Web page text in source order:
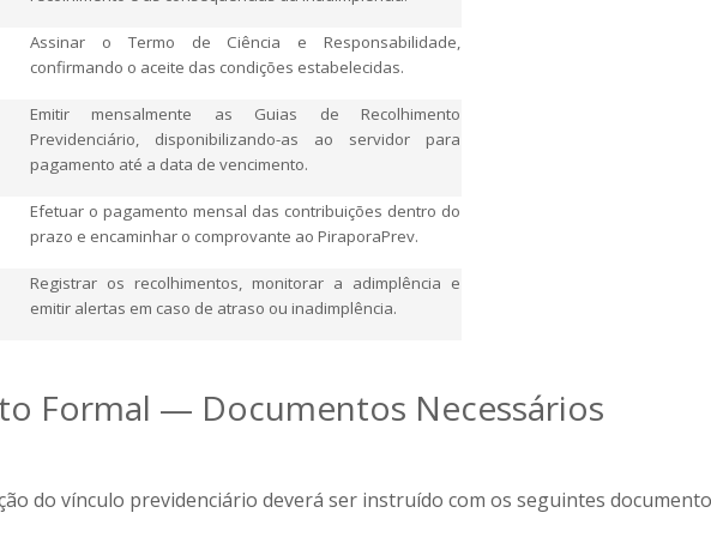
Assinar o Termo de Ciência e Responsabilidade,
confirmando o aceite das condições estabelecidas.
Emitir mensalmente as Guias de Recolhimento
Previdenciário, disponibilizando-as ao servidor para
pagamento até a data de vencimento.
Efetuar o pagamento mensal das contribuições dentro do
prazo e encaminhar o comprovante ao PiraporaPrev.
Registrar os recolhimentos, monitorar a adimplência e
emitir alertas em caso de atraso ou inadimplência.
Formal — Documentos Necessários
do vínculo previdenciário deverá ser instruído com os seguintes